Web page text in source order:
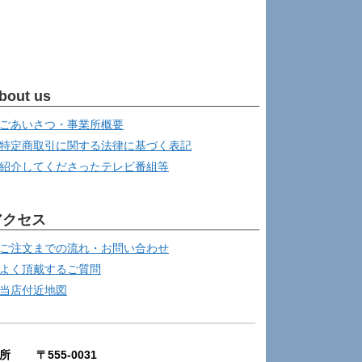
us
ごあいさつ・事業所概要
特定商取引に関する法律に基づく表記
紹介してくださったテレビ番組等
セス
ご注文までの流れ・お問い合わせ
よく頂戴するご質問
当店付近地図
所 〒555-0031